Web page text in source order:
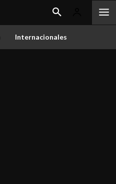
Internacionales